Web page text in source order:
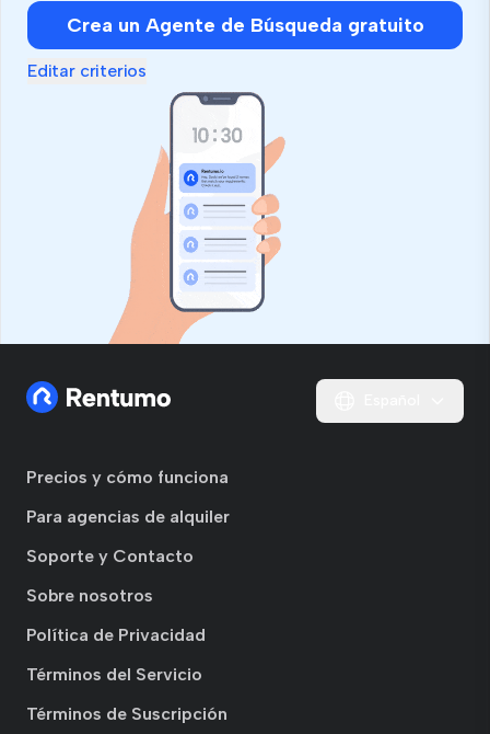
ignora
este
campo
Crea un Agente de Búsqueda gratuito
Editar criterios
Precios y cómo funciona
Para agencias de alquiler
Soporte y Contacto
Sobre nosotros
Política de Privacidad
Términos del Servicio
Términos de Suscripción